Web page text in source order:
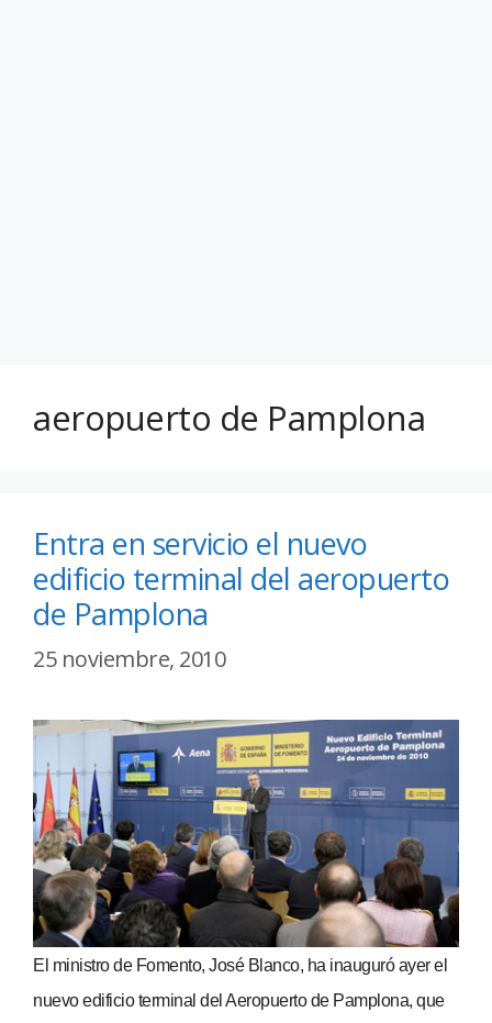
aeropuerto de Pamplona
Entra en servicio el nuevo
edificio terminal del aeropuerto
de Pamplona
25 noviembre, 2010
El ministro de Fomento, José Blanco, ha inauguró ayer el
nuevo edificio terminal del Aeropuerto de Pamplona, que